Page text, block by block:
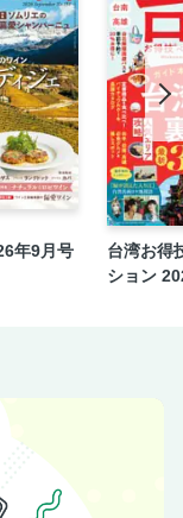
土産に。
泊まりたい台北の
年9月号
台湾お得
ション